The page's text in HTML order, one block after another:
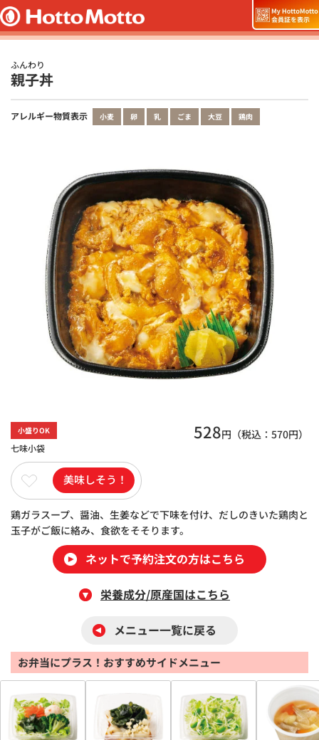
ふんわり
親子丼
アレルギー物質表示 小麦 卵 乳 ごま 大豆 鶏肉
小盛りOK
七味小袋
528円（税込： 570円）
美味しそう！
鶏ガラスープ、醤油、生姜などで下味を付け、だしのきいた鶏肉と
玉子がご飯に絡み、食欲をそそります。
ネットで予約注文の方はこちら
栄養成分/原産国はこちら
メニュー一覧に戻る
お弁当にプラス！おすすめサイドメニュー